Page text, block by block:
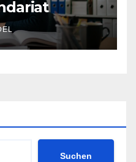
Suchen